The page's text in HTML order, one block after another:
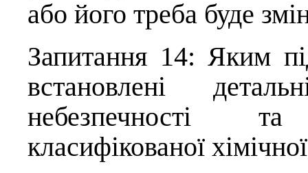
або його треба буде
Запитання 14: Яким
встановлені
небезпечності
класифікованої